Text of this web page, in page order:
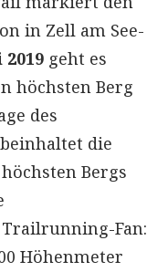
in Zell am See-
2019 geht es
höchsten Berg
des
die
Bergs
Fan:
Höhenmeter